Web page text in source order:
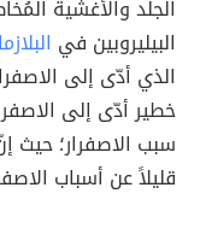
الجلد والأغشية
البيليروبين في البلازما
الذي أدّى إلى
خطير أدّى إلى
سبب الاصفرار؛ حيث
قليلاً عن أسباب